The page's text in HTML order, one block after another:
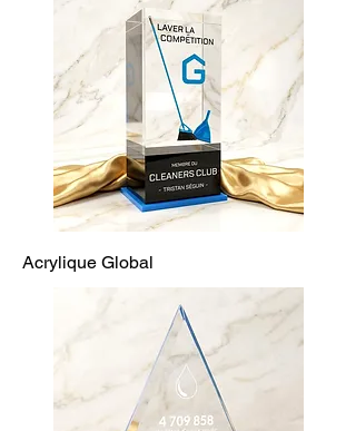
Acrylique Global